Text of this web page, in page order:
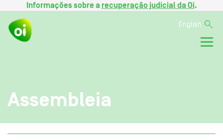
Informações sobre a recuperação judicial da Oi.
English
Assembleia